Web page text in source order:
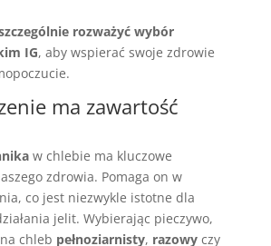
rozważyć wybór
IG, aby wspierać swoje zdrowie
ma zawartość
w chlebie ma kluczowe
zdrowia. Pomaga on w
co jest niezwykle istotne dla
jelit. Wybierając pieczywo,
chleb pełnoziarnisty, razowyczy